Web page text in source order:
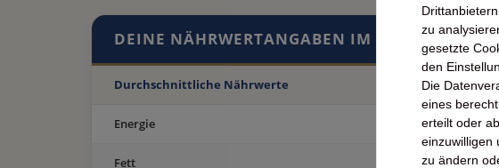
DEINE NÄHRWERTANGABEN IM ÜBERBLICK
Durchschnittliche Nährwerte
Energie 1140
Fett
zu
gesetzte
den
Die
eines
erteilt oder
einzuwilligen
zu ändern